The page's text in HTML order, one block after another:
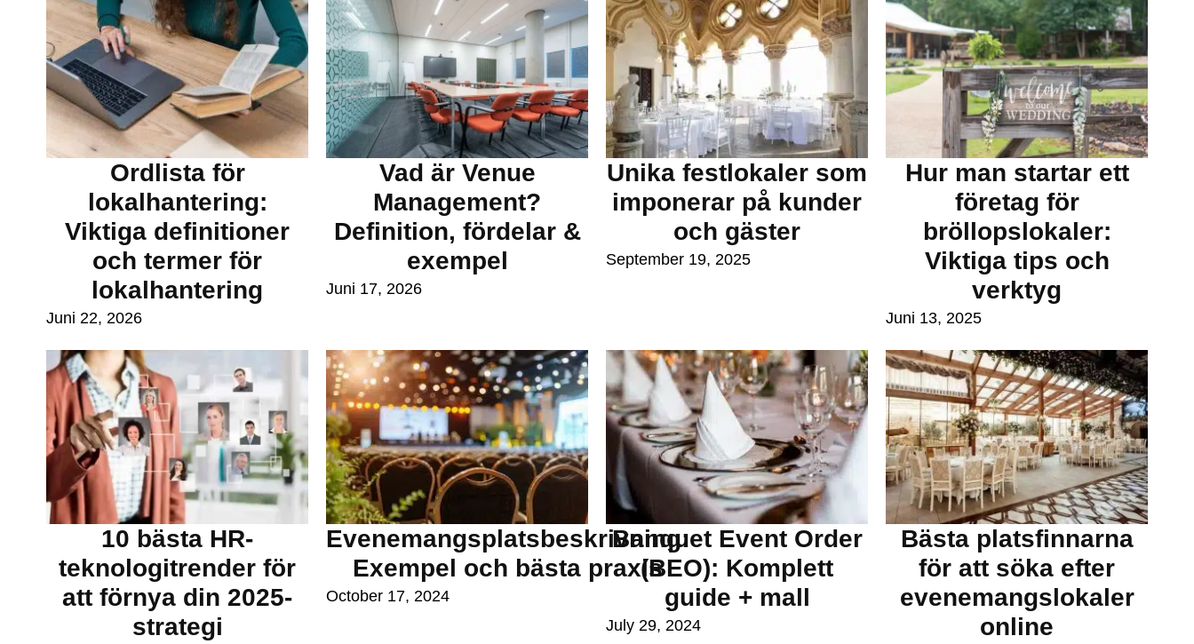
Ordlista för
lokalhantering:
Viktiga definitioner
och termer för
lokalhantering
Juni 22, 2026
Vad är Venue
Management?
Definition, fördelar &
exempel
Juni 17, 2026
Unika festlokaler som
imponerar på kunder
och gäster
September 19, 2025
Hur man startar ett
företag för
bröllopslokaler:
Viktiga tips och
verktyg
Juni 13, 2025
10 bästa HR-
teknologitrender för
att förnya din 2025-
strategi
Evenemangsplatsbeskrivning:
Exempel och bästa praxis
October 17, 2024
Banquet Event Order
(BEO): Komplett
guide + mall
July 29, 2024
Bästa platsfinnarna
för att söka efter
evenemangslokaler
online